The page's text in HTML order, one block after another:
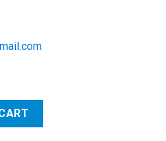
in mã QR ngân hàng quantity